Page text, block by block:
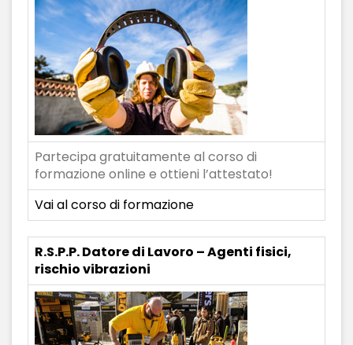
Partecipa gratuitamente al corso di
formazione online e ottieni l’attestato!
Vai al corso di formazione
R.S.P.P. Datore di Lavoro – Agenti fisici,
rischio vibrazioni